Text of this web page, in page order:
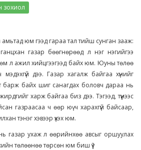
зохиол
амьтад юм гээд гараа тал тийш сунган зааж:
газар бөөгнөрөөд л нэг нэгийгээ
л ажил хийцгээгээд байх юм. Юуны төлөө
дээ. Газар хагалж байгаа хүнийг
барж байх шиг санагдах боловч дараа нь
харж байгаа биз дээ. Тэгээд, түүнээс
газраасаа ч өөр юү ч харахгүй байсаар,
тэнэг хэвээр үхэх юм.
газар ухаж л өөрийнхөө авсыг оршуулах
төлөөнөө төрсөн юм биш үү?